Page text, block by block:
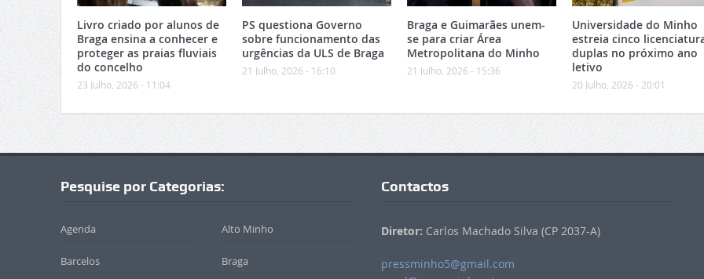
Livro criado por alunos de
Braga ensina a conhecer e
proteger as praias fluviais
do concelho
23 Julho, 2026 - 11:04
PS questiona Governo
sobre funcionamento das
urgências da ULS de Braga
21 Julho, 2026 - 16:10
Braga e Guimarães unem-
se para criar Área
Metropolitana do Minho
21 Julho, 2026 - 15:36
Universidade do Minho
estreia cinco
duplas no próximo ano
letivo
20 Julho, 2026 - 20:01
Pesquise por Categorias:
Agenda Alto Minho
Barcelos Braga
Contactos
Diretor: Carlos Machado Silva (CP 2037-A)
pressminho5@gmail.com